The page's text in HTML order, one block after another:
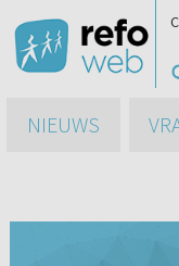
NIEUWS